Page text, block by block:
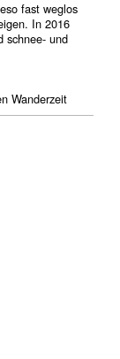
fast weglos
In 2016
schnee- und
Wanderzeit